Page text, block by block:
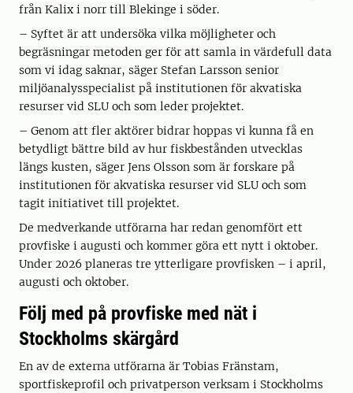
från Kalix i norr till Blekinge i söder.
– Syftet är att undersöka vilka möjligheter och
begräsningar metoden ger för att samla in värdefull data
som vi idag saknar, säger Stefan Larsson senior
miljöanalysspecialist på institutionen för akvatiska
resurser vid SLU och som leder projektet.
– Genom att fler aktörer bidrar hoppas vi kunna få en
betydligt bättre bild av hur fiskbestånden utvecklas
längs kusten, säger Jens Olsson som är forskare på
institutionen för akvatiska resurser vid SLU och som
tagit initiativet till projektet.
De medverkande utförarna har redan genomfört ett
provfiske i augusti och kommer göra ett nytt i oktober.
Under 2026 planeras tre ytterligare provfisken – i april,
augusti och oktober.
Följ med på provfiske med nät i
Stockholms skärgård
En av de externa utförarna är Tobias Fränstam,
sportfiskeprofil och privatperson verksam i Stockholms